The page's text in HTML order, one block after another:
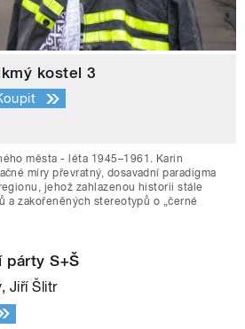
kostel 3
města - léta 1945–1961. Karin
míry převratný, dosavadní paradigma
jehož zahlazenou historii stále
a zakořeněných stereotypů o „černé
párty S+Š
Jiří Šlitr